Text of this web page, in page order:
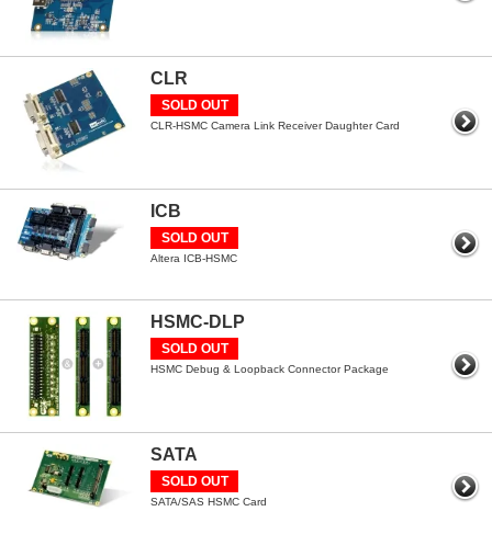
CLR
SOLD OUT
CLR-HSMC Camera Link Receiver Daughter Card
ICB
SOLD OUT
Altera ICB-HSMC
HSMC-DLP
SOLD OUT
HSMC Debug & Loopback Connector Package
SATA
SOLD OUT
SATA/SAS HSMC Card